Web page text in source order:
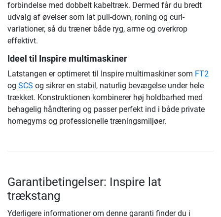
forbindelse med dobbelt kabeltræk. Dermed får du bredt
udvalg af øvelser som lat pull-down, roning og curl-
variationer, så du træner både ryg, arme og overkrop
effektivt.
Ideel til Inspire multimaskiner
Latstangen er optimeret til Inspire multimaskiner som FT2
og SCS og sikrer en stabil, naturlig bevægelse under hele
trækket. Konstruktionen kombinerer høj holdbarhed med
behagelig håndtering og passer perfekt ind i både private
homegyms og professionelle træningsmiljøer.
Garantibetingelser: Inspire lat
trækstang
Yderligere informationer om denne garanti finder du i